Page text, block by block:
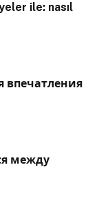
ile: nasıl
впечатления
между